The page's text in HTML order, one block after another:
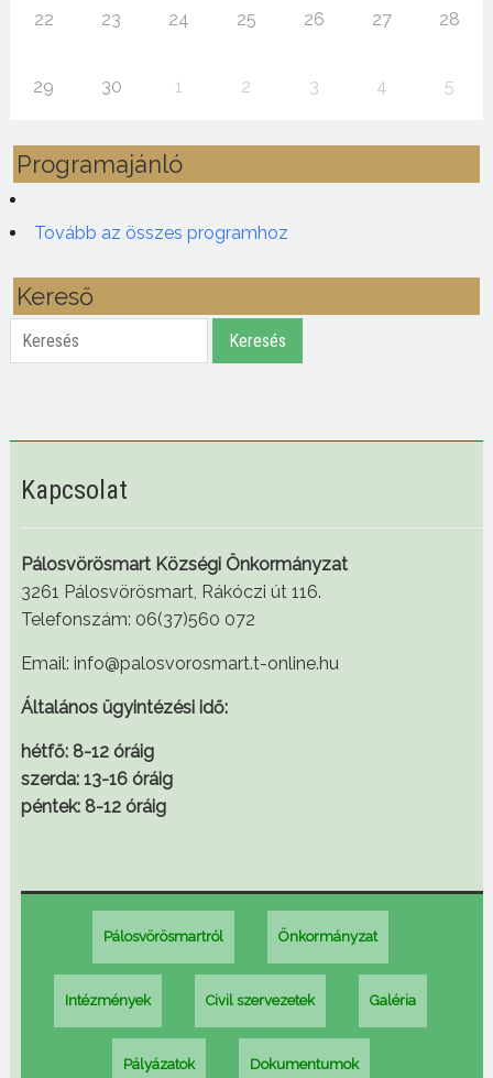
22 23 24 25 26 27 28
29 30 1 2 3 4 5
Programajánló
Tovább az összes programhoz
Kereső
Keresés Keresés
Kapcsolat
Pálosvörösmart Községi Önkormányzat
3261 Pálosvörösmart, Rákóczi út 116.
Telefonszám: 06(37)560 072
Email: info@palosvorosmart.t-online.hu
Általános ügyintézési idő:
hétfő: 8-12 óráig
szerda: 13-16 óráig
péntek: 8-12 óráig
Pálosvörösmartról Önkormányzat
Intézmények Civil szervezetek Galéria
Pályázatok Dokumentumok